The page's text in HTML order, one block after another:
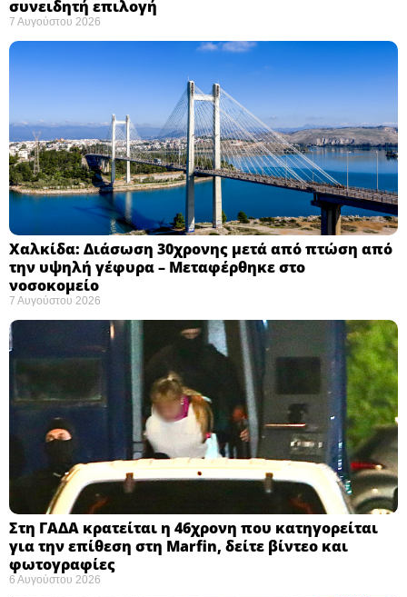
συνειδητή επιλογή ​
7 Αυγούστου 2026
Χαλκίδα: Διάσωση 30χρονης μετά από πτώση από
την υψηλή γέφυρα – Μεταφέρθηκε στο
νοσοκομείο ​
7 Αυγούστου 2026
Στη ΓΑΔΑ κρατείται η 46χρονη που κατηγορείται
για την επίθεση στη Marfin, δείτε βίντεο και
φωτογραφίες
6 Αυγούστου 2026